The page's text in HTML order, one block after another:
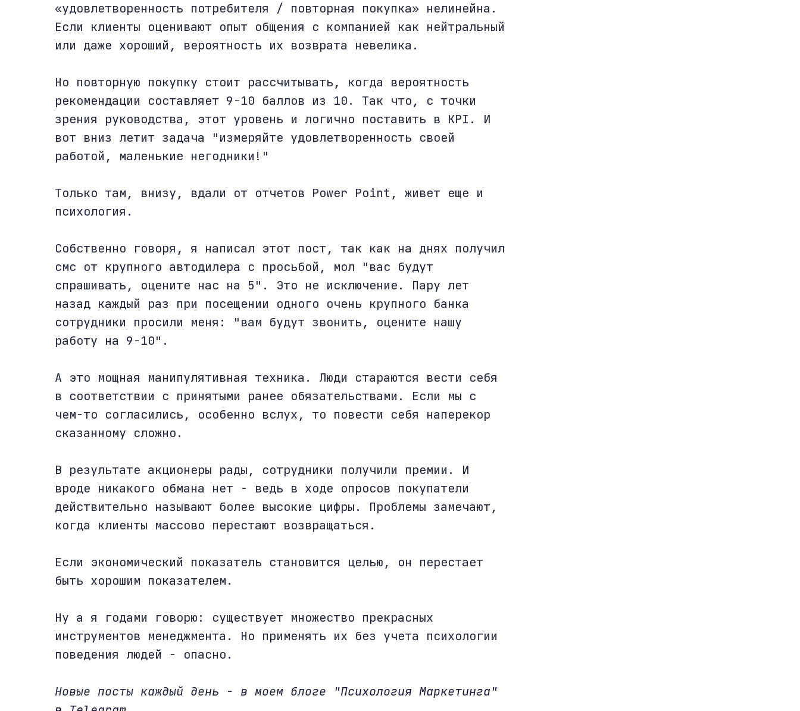
«удовлетворенность потребителя / повторная покупка» нелинейна.
Если клиенты оценивают опыт общения с компанией как нейтральный
или даже хороший, вероятность их возврата невелика.
Но повторную покупку стоит рассчитывать, когда вероятность
рекомендации составляет 9-10 баллов из 10. Так что, с точки
зрения руководства, этот уровень и логично поставить в KPI. И
вот вниз летит задача "измеряйте удовлетворенность своей
работой, маленькие негодники!"
Только там, внизу, вдали от отчетов Power Point, живет еще и
психология.
Собственно говоря, я написал этот пост, так как на днях получил
смс от крупного автодилера с просьбой, мол "вас будут
спрашивать, оцените нас на 5". Это не исключение. Пару лет
назад каждый раз при посещении одного очень крупного банка
сотрудники просили меня: "вам будут звонить, оцените нашу
работу на 9-10".
А это мощная манипулятивная техника. Люди стараются вести себя
в соответствии с принятыми ранее обязательствами. Если мы с
чем-то согласились, особенно вслух, то повести себя наперекор
сказанному сложно.
В результате акционеры рады, сотрудники получили премии. И
вроде никакого обмана нет - ведь в ходе опросов покупатели
действительно называют более высокие цифры. Проблемы замечают,
когда клиенты массово перестают возвращаться.
Если экономический показатель становится целью, он перестает
быть хорошим показателем.
Ну а я годами говорю: существует множество прекрасных
инструментов менеджмента. Но применять их без учета психологии
поведения людей - опасно.
Новые посты каждый день - в моем блоге
"Психология Маркетинга"